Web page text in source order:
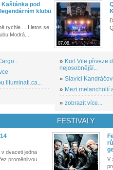
pod
klubu
rychle.... I letos se
Modrá...
Illuminati.ca...
07.08.
» Kurt Vile přiveze
nejosobnější...
» Slavící
» Mezi melancholií
» zobrazit více...
dvaceti jedna
proměnlivou...
FESTIVALY
V